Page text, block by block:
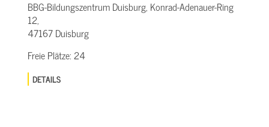
BBG-Bildungszentrum Duisburg, Konrad-Adenauer-Ring
12,
47167 Duisburg
Freie Plätze:24
DETAILS